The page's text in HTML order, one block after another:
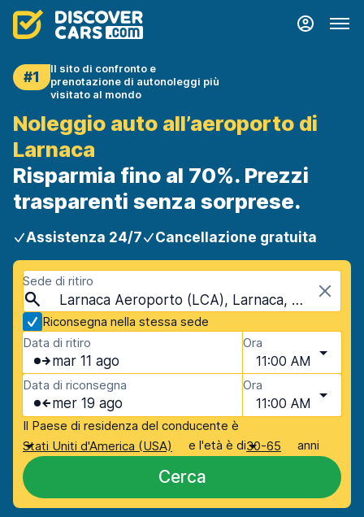
#1
Il sito di confronto e
prenotazione di autonoleggi più
visitato al mondo
Noleggio auto all’aeroporto di
Larnaca
Risparmia fino al 70%. Prezzi
trasparenti senza sorprese.
Assistenza 24/7 Cancellazione gratuita
Sede di ritiro
Larnaca Aeroporto (LCA), Larnaca, Cipro
Riconsegna nella stessa sede
Data di ritiro
mar 11 ago
Ora
11:00 AM
Data di riconsegna
mer 19 ago
Ora
11:00 AM
Il Paese di residenza del conducente è
Stati Uniti d'America (USA)
e l'età è di30-65 anni
Cerca